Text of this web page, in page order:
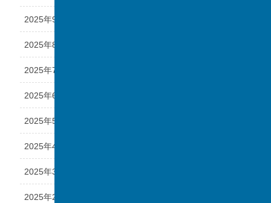
2025年9月
2025年8月
2025年7月
2025年6月
2025年5月
2025年4月
2025年3月
2025年2月